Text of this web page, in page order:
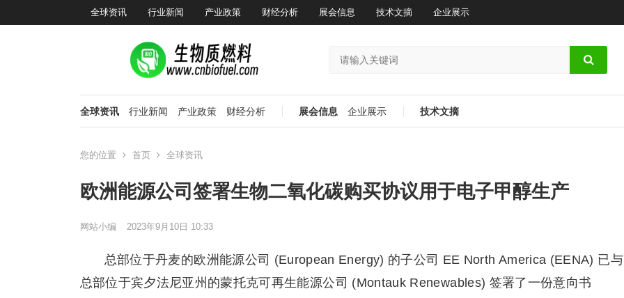
全球资讯 行业新闻 产业政策 财经分析 展会信息 技术文摘 企业展示
全球资讯 行业新闻 产业政策 财经分析 展会信息 企业展示 技术文摘
您的位置 首页 全球资讯
欧洲能源公司签署生物二氧化碳购买协议用于电子甲醇生产
网站小编 2023年9月10日 10:33
总部位于丹麦的欧洲能源公司 (European Energy) 的子公司 EE North America (EENA) 已与
总部位于宾夕法尼亚州的蒙托克可再生能源公司 (Montauk Renewables) 签署了一份意向书